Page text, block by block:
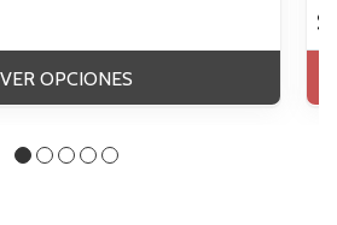
VER OPCIONES